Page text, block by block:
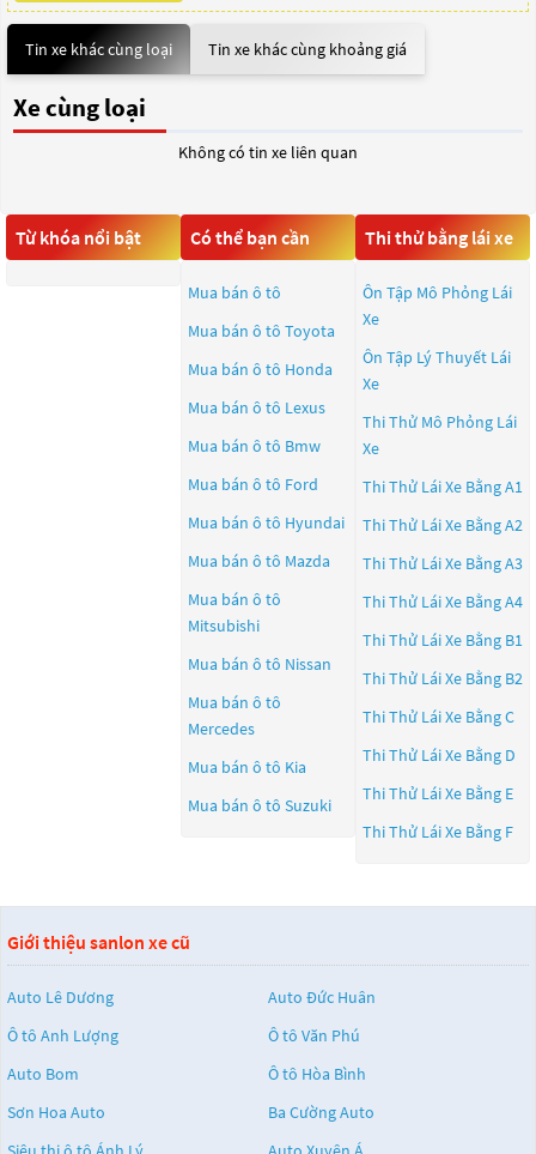
Tin xe khác cùng loại Tin xe khác cùng khoảng giá
Xe cùng loại
Không có tin xe liên quan
Từ khóa nổi bật Có thể bạn cần
Mua bán ô tô
Mua bán ô tô Toyota
Mua bán ô tô Honda
Mua bán ô tô Lexus
Mua bán ô tô Bmw
Mua bán ô tô Ford
Mua bán ô tô Hyundai
Mua bán ô tô Mazda
Mua bán ô tô
Mitsubishi
Mua bán ô tô Nissan
Mua bán ô tô
Mercedes
Mua bán ô tô Kia
Mua bán ô tô Suzuki
Thi thử bằng lái xe
Ôn Tập Mô Phỏng Lái
Xe
Ôn Tập Lý Thuyết Lái
Xe
Thi Thử Mô Phỏng Lái
Xe
Thi Thử Lái Xe Bằng A1
Thi Thử Lái Xe Bằng A2
Thi Thử Lái Xe Bằng A3
Thi Thử Lái Xe Bằng A4
Thi Thử Lái Xe Bằng B1
Thi Thử Lái Xe Bằng B2
Thi Thử Lái Xe Bằng C
Thi Thử Lái Xe Bằng D
Thi Thử Lái Xe Bằng E
Thi Thử Lái Xe Bằng F
Giới thiệu sanlon xe cũ
Auto Lê Dương
Auto Đức Huân
Ô tô Anh Lượng
Ô tô Văn Phú
Auto Bom
Ô tô Hòa Bình
Sơn Hoa Auto
Ba Cường Auto